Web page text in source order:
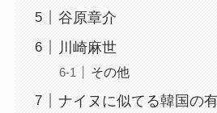
谷原章介
川崎麻世
その他
ナイヌに似てる韓国の